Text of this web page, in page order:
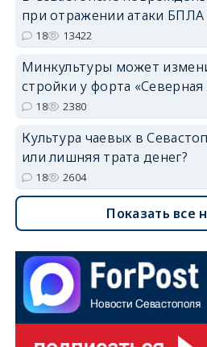
при отражении атаки БПЛА
18 13422
Минкультуры может
стройки у форта «Северная
18 2380
Культура чаевых в
или лишняя трата денег?
18 2604
Показать все